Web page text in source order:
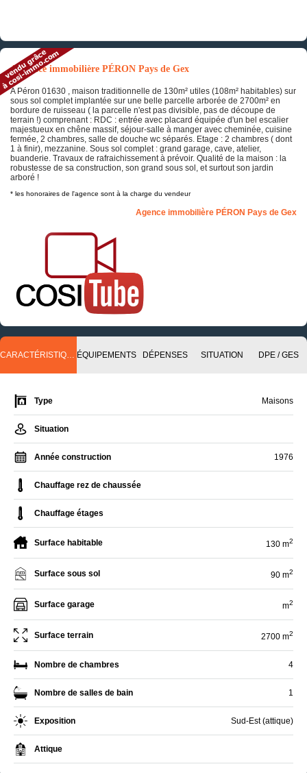
Annonce immobilière PÉRON Pays de Gex
A Péron 01630 , maison traditionnelle de 130m² utiles (108m² habitables) sur
sous sol complet implantée sur une belle parcelle arborée de 2700m² en
bordure de ruisseau ( la parcelle n'est pas divisible, pas de découpe de
terrain !) comprenant : RDC : entrée avec placard équipée d'un bel escalier
majestueux en chêne massif, séjour-salle à manger avec cheminée, cuisine
fermée, 2 chambres, salle de douche wc séparés. Etage : 2 chambres ( dont
1 à finir), mezzanine. Sous sol complet : grand garage, cave, atelier,
buanderie. Travaux de rafraichissement à prévoir. Qualité de la maison : la
robustesse de sa construction, son grand sous sol, et surtout son jardin
arboré !
* les honoraires de l'agence sont à la charge du vendeur
Agence immobilière PÉRON Pays de Gex
CARACTÉRISTIQUES ÉQUIPEMENTS DÉPENSES SITUATION DPE / GES
Type Maisons
Situation
Année construction 1976
Chauffage rez de chaussée
Chauffage étages
Surface habitable 130 m2
Surface sous sol 90 m2
Surface garage m2
Surface terrain 2700 m2
Nombre de chambres 4
Nombre de salles de bain 1
Exposition Sud-Est (attique)
Attique